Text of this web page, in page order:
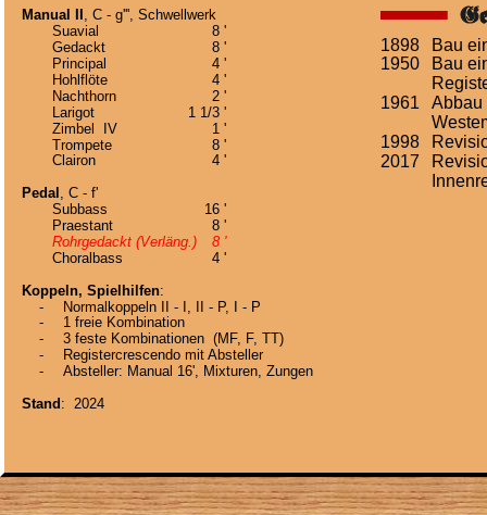
Manual II , C - g''', Schwellwerk
Suavial
8 '
Gedackt
8 '
Principal
4 '
Hohlflöte
4 '
Nachthorn
2 '
Larigot
1 1/3 '
Zimbel  IV
1 '
Trompete
8 '
Clairon
4 '
Pedal , C - f'
Subbass
16 '
Praestant
8 '
Rohrgedackt (Verläng.)
8 '
Choralbass
4 '
Koppeln, Spielhilfen:
    -
Normalkoppeln II - I, II - P, I - P
    -
1 freie Kombination
    -
3 feste Kombinationen  (MF, F, TT)
    -
Registercrescendo mit Absteller
    -
Absteller: Manual 16', Mixturen, Zungen
Stand :  2024
1898
Bau
1950
Bau
1961
Abbau
1998
2017